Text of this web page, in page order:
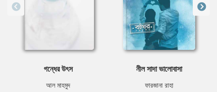
গন্ধের উৎস
আল মাহমুদ
নীল সাদা ভালোবাসা
ফারজানা রাহা